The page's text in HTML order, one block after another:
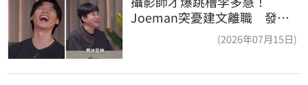
Joeman突憂建文離職 發聲
「其實我很清楚」(2026年07月15日)